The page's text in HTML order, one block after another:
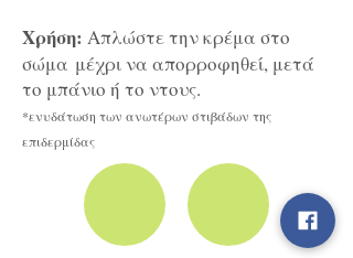
Χρήση: Απλώστε την κρέμα στο
σώμα μέχρι να απορροφηθεί, μετά
το μπάνιο ή το ντους.
*ενυδάτωση των ανωτέρων στιβάδων της
επιδερμίδας